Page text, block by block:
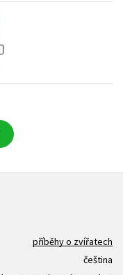
příběhy o zvířatech
čeština